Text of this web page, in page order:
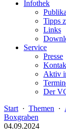
Infothek
Tipps
Links
Service
Presse
Aktiv
Der
Start · Themen ·
Boxgraben
04.09.2024